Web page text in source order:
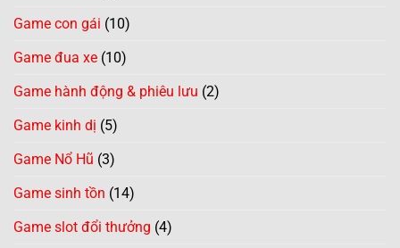
Game con gái (10)
Game đua xe (10)
Game hành động & phiêu lưu (2)
Game kinh dị (5)
Game Nổ Hũ (3)
Game sinh tồn (14)
Game slot đổi thưởng (4)